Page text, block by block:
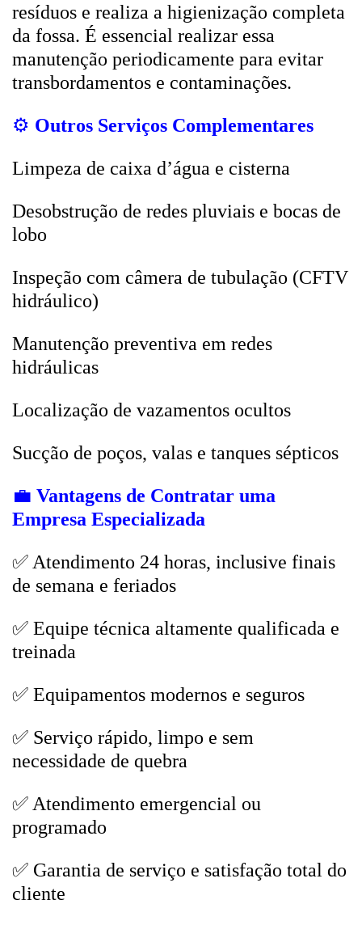
resíduos e realiza a higienização completa
da fossa. É essencial realizar essa
manutenção periodicamente para evitar
transbordamentos e contaminações.
⚙️ Outros Serviços Complementares
Limpeza de caixa d’água e cisterna
Desobstrução de redes pluviais e bocas de
lobo
Inspeção com câmera de tubulação (CFTV
hidráulico)
Manutenção preventiva em redes
hidráulicas
Localização de vazamentos ocultos
Sucção de poços, valas e tanques sépticos
💼 Vantagens de Contratar uma
Empresa Especializada
✅ Atendimento 24 horas, inclusive finais
de semana e feriados
✅ Equipe técnica altamente qualificada e
treinada
✅ Equipamentos modernos e seguros
✅ Serviço rápido, limpo e sem
necessidade de quebra
✅ Atendimento emergencial ou
programado
✅ Garantia de serviço e satisfação total do
cliente